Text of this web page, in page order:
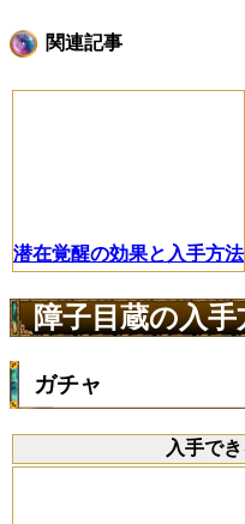
関連記事
潜在覚醒の効果と入手方法
障子目蔵の入手
ガチャ
入手で